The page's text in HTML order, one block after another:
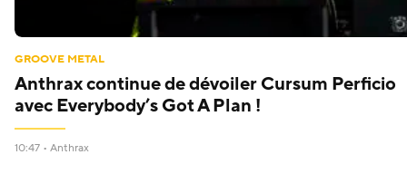
GROOVE METAL
Anthrax continue de dévoiler Cursum Perficio
avec Everybody’s Got A Plan !
10:47 • Anthrax